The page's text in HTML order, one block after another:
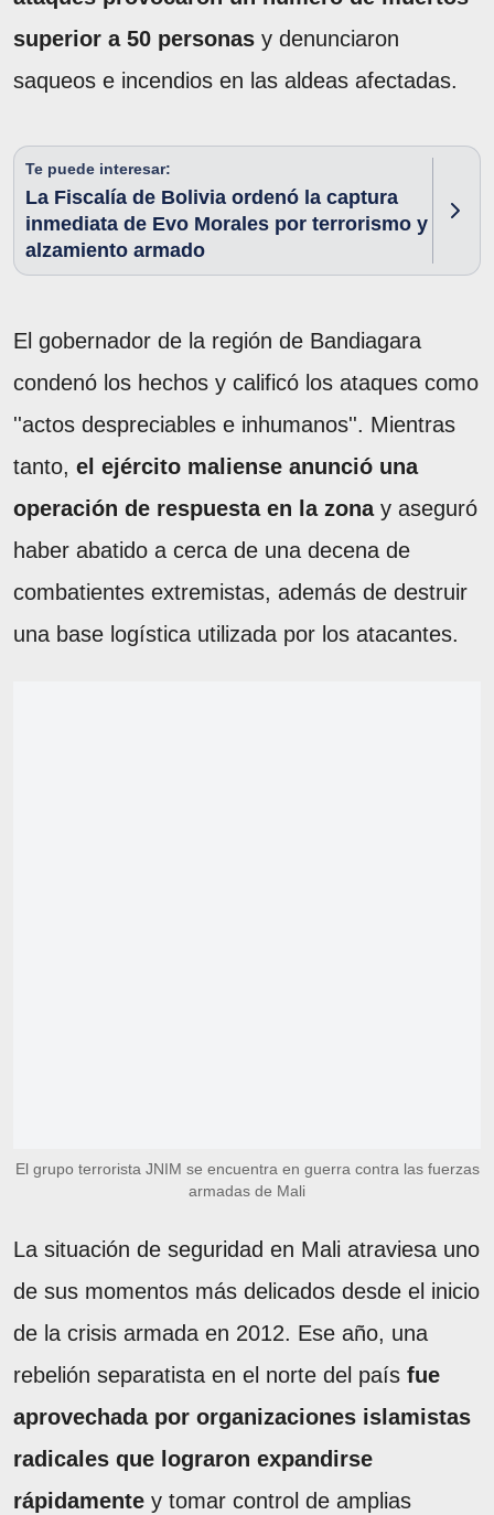
superior a 50 personas y denunciaron
saqueos e incendios en las aldeas afectadas.
Te puede interesar:
La Fiscalía de Bolivia ordenó la captura
inmediata de Evo Morales por terrorismo y
alzamiento armado
El gobernador de la región de Bandiagara
condenó los hechos y calificó los ataques como
''actos despreciables e inhumanos''. Mientras
tanto, el ejército maliense anunció una
operación de respuesta en la zonay aseguró
haber abatido a cerca de una decena de
combatientes extremistas, además de destruir
una base logística utilizada por los atacantes.
El grupo terrorista JNIM se encuentra en guerra contra las fuerzas
armadas de Mali
La situación de seguridad en Mali atraviesa uno
de sus momentos más delicados desde el inicio
de la crisis armada en 2012. Ese año, una
rebelión separatista en el norte del país fue
aprovechada por organizaciones islamistas
radicales que lograron expandirse
rápidamente y tomar control de amplias